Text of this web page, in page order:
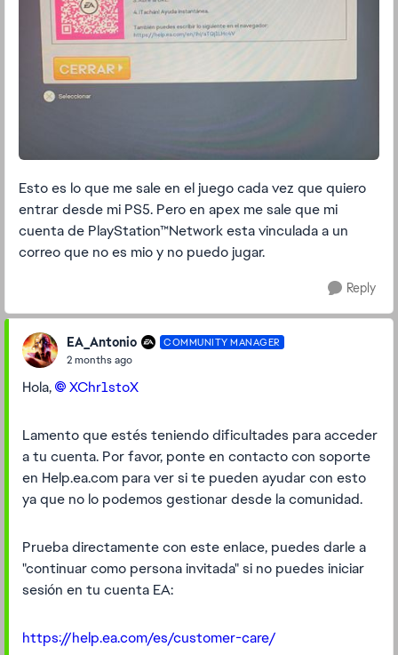
Esto es lo que me sale en el juego cada vez que quiero
entrar desde mi PS5. Pero en apex me sale que mi
cuenta de PlayStation™Network esta vinculada a un
correo que no es mio y no puedo jugar.
Reply
EA_Antonio COMMUNITY MANAGER
2 months ago
Hola, XChr1stoX​
Lamento que estés teniendo dificultades para acceder
a tu cuenta. Por favor, ponte en contacto con soporte
en Help.ea.com para ver si te pueden ayudar con esto
ya que no lo podemos gestionar desde la comunidad.
Prueba directamente con este enlace, puedes darle a
"continuar como persona invitada" si no puedes iniciar
sesión en tu cuenta EA:
https://help.ea.com/es/customer-care/